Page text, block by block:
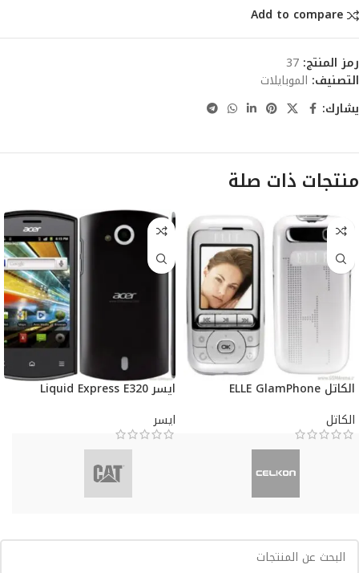
Add to compare
رمز المنتج: 37
التصنيف: الموبايلات
يشارك:
منتجات ذات صلة
الكاتل ELLE GlamPhone
الكاتل
ايسر Liquid Express E320
ايسر